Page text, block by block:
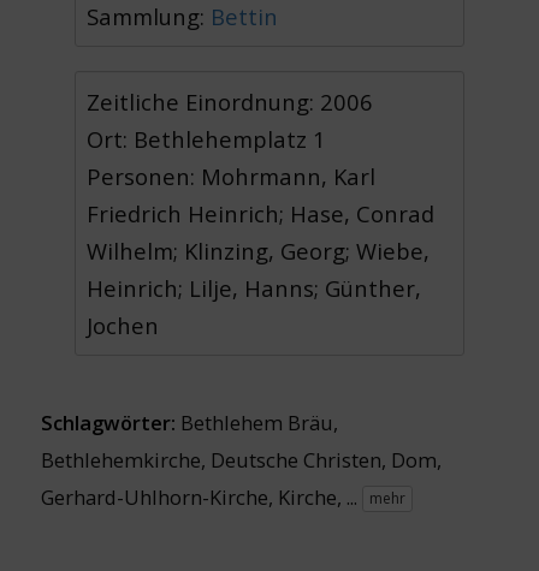
Sammlung: Bettin
Zeitliche Einordnung: 2006
Ort: Bethlehemplatz 1
Personen: Mohrmann, Karl
Friedrich Heinrich; Hase, Conrad
Wilhelm; Klinzing, Georg; Wiebe,
Heinrich; Lilje, Hanns; Günther,
Jochen
Schlagwörter: Bethlehem Bräu,
Bethlehemkirche, Deutsche Christen, Dom,
Gerhard-Uhlhorn-Kirche, Kirche, ... mehr